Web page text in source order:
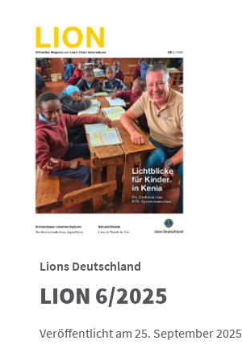
Lions Deutschland
LION 6/2025
Veröffentlicht am 25. September 2025